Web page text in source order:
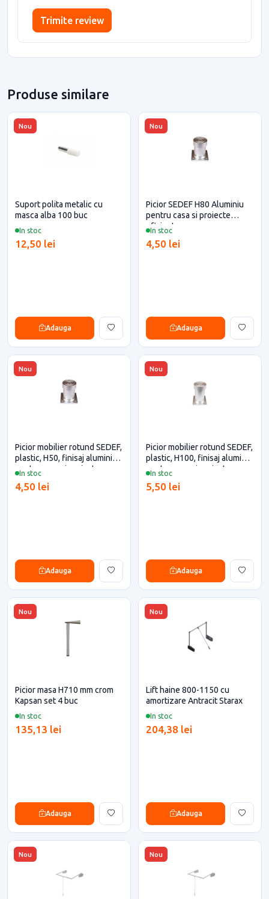
Trimite review
Produse similare
Nou
In stoc
Suport polita metalic cu
masca alba 100 buc
12,50 lei
Adauga
Nou
In stoc
Picior SEDEF H80 Aluminiu
pentru casa si proiecte
eficiente
4,50 lei
Adauga
Nou
In stoc
Picior mobilier rotund SEDEF,
plastic, H50, finisaj aluminiu
pentru casa si proiecte
4,50 lei
Adauga
Nou
In stoc
Picior mobilier rotund SEDEF,
plastic, H100, finisaj aluminiu
pentru casa si proiecte
5,50 lei
Adauga
Nou
In stoc
Picior masa H710 mm crom
Kapsan set 4 buc
135,13 lei
Adauga
Nou
In stoc
Lift haine 800-1150 cu
amortizare Antracit Starax
204,38 lei
Adauga
Nou Nou